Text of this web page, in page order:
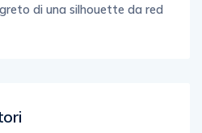
di una silhouette da red